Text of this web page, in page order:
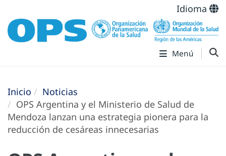
Idioma
Menú
Inicio
Noticias
OPS Argentina y el Ministerio de Salud de
Mendoza lanzan una estrategia pionera para la
reducción de cesáreas innecesarias